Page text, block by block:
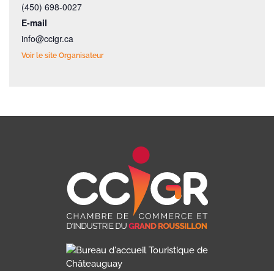
(450) 698-0027
E-mail
info@ccigr.ca
Voir le site Organisateur